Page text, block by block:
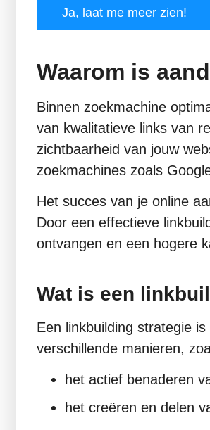
Ja, laat me meer zien!
Waarom is
Binnen zoekmachine
van kwalitatieve links van
zichtbaarheid van jouw
zoekmachines zoals
Het succes van je online
Door een effectieve
ontvangen en een hogere
Wat is een
Een linkbuilding strategie
verschillende manieren,
het actief benaderen
het creëren en delen